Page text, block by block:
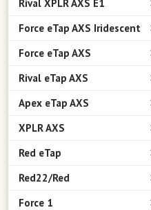
Rival XPLR AXS E1
Force eTap AXS Iridescent
Force eTap AXS
Rival eTap AXS
Apex eTap AXS
XPLR AXS
Red eTap
Red22/Red
Force 1